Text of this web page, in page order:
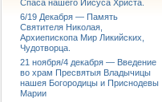
Спаса нашего Иисуса Христа.
6/19 Декабря — Память
Святителя Николая,
Архиепископа Мир Ликийских,
Чудотворца.
21 ноября/4 декабря — Введение
во храм Пресвятыя Владычицы
нашея Богородицы и Приснодевы
Марии